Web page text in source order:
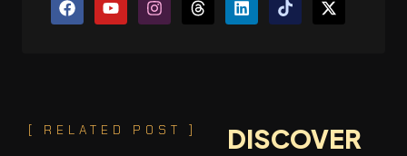
[ RELATED POST ]
DISCOVER